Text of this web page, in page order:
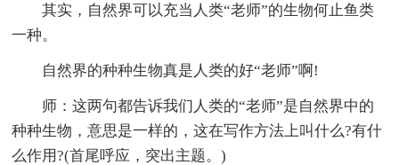
其实，自然界可以充当人类“老师”的生物何止鱼类
一种。
自然界的种种生物真是人类的好“老师”啊!
师：这两句都告诉我们人类的“老师”是自然界中的
种种生物，意思是一样的，这在写作方法上叫什么?有什
么作用?(首尾呼应，突出主题。)